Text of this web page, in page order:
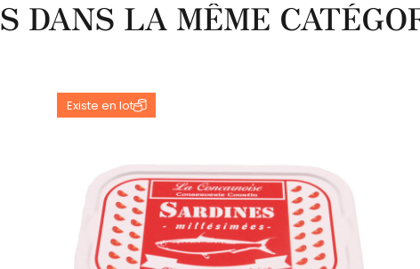
DANS LA MÊME
Existe en lot